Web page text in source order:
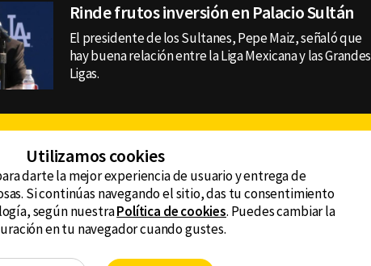
Rinde frutos inversión en Palacio Sultán
El presidente de los Sultanes, Pepe Maiz, señaló que
hay buena relación entre la Liga Mexicana y las Grandes
Ligas.
CONTACTO
AVISO DE PRIVACIDAD
AVISO LEGAL
DEFENSORÍA DE LAS AUDIENCIAS
Utilizamos cookies
darte la mejor experiencia de usuario y entrega de
Si continúas navegando el sitio, das tu consentimiento
según nuestraPolítica de cookies. Puedes cambiar la
en tu navegador cuando gustes.